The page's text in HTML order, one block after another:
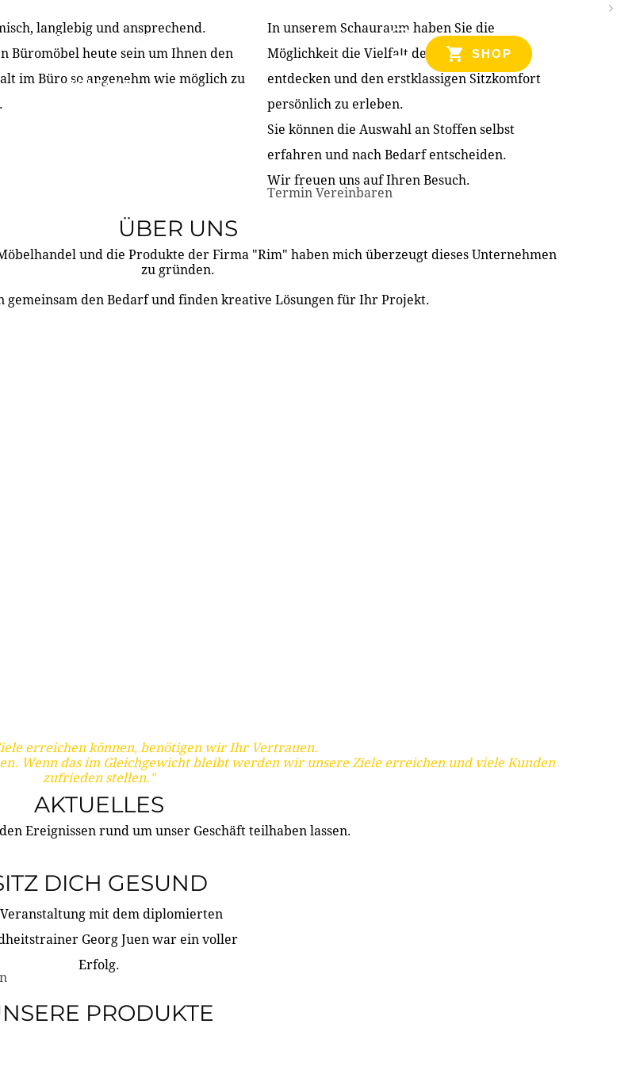
ÜBER UNS PARTNER & REFERENZEN
KONTAKT
SHOP
langlebig und ansprechend.
Büromöbel heute sein um Ihnen den
im Büro so angenehm wie möglich zu
In unserem Schauraum haben Sie die
Möglichkeit die Vielfalt der Produkte zu
entdecken und den erstklassigen Sitzkomfort
persönlich zu erleben.
Sie können die Auswahl an Stoffen selbst
erfahren und nach Bedarf entscheiden.
Wir freuen uns auf Ihren Besuch.
Termin Vereinbaren
ÜBER UNS
und die Produkte der Firma "Rim" haben mich überzeugt dieses Unternehmen
zu gründen.
gemeinsam den Bedarf und finden kreative Lösungen für Ihr Projekt.
erreichen können, benötigen wir Ihr Vertrauen.
Wenn das im Gleichgewicht bleibt werden wir unsere Ziele erreichen und viele Kunden
zufrieden stellen."
AKTUELLES
Ereignissen rund um unser Geschäft teilhaben lassen.
DICH GESUND
mit dem diplomierten
Georg Juen war ein voller
Erfolg.
PRODUKTE